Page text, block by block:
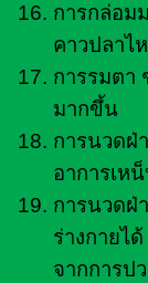
การกล่อม
คาวปลาไ
การรมตา
มากขึ้น
การนวดฝ่
อาการเห
การนวดฝ่
ร่างกายไ
จากการป